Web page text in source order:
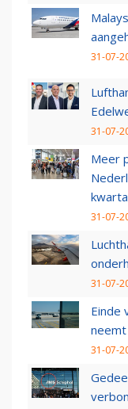
31-07-
31-07-
Meer
31-07-
31-07-
Einde
neemt
31-07-